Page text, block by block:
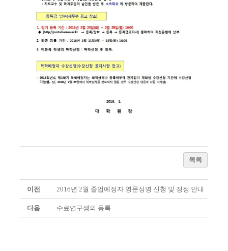
목록
이전 2016년 2월 졸업예정자 영문성명 신청 및 정정 안내
다음 수료연구생의 등록